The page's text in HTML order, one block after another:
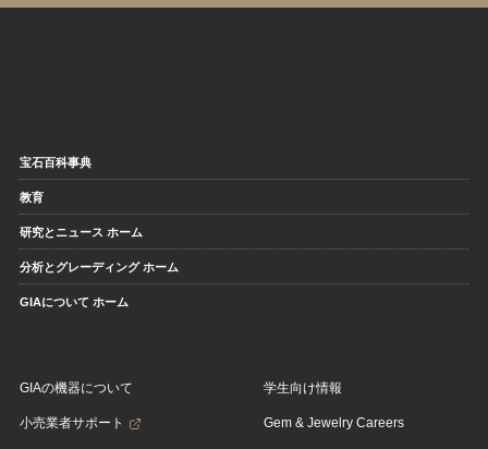
宝石百科事典
教育
研究とニュース ホーム
分析とグレーディング ホーム
GIAについて ホーム
GIAの機器について
小売業者サポート
学生向け情報
Gem & Jewelry Careers